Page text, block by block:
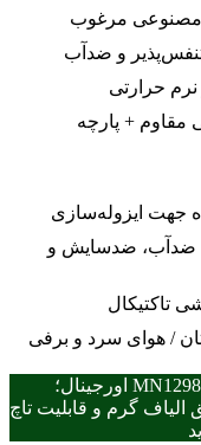
مصنوعی مرغوب
و ضدآب
نرم حرارتی
+ پارچه
جهت ایزوله‌سازی
ضدآب، ضدسایش و
تاکتیکال
/ هوای سرد و برفی
دستکش کوهنوردی و اسکی هلینترنج مدل MN1298 اورجینال؛
الیاف گرم و قابلیت تاچ